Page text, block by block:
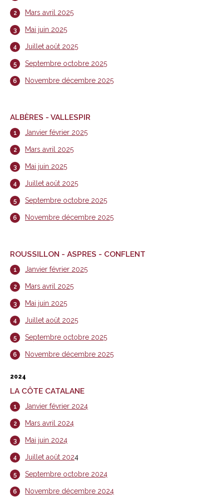
Mars avril 2025
Mai juin 2025
Juillet août 2025
Septembre octobre 2025
Novembre décembre 2025
ALBÈRES - VALLESPIR
Janvier février 2025
Mars avril 2025
Mai juin 2025
Juillet août 2025
Septembre octobre 2025
Novembre décembre 2025
ROUSSILLON - ASPRES - CONFLENT
Janvier février 2025
Mars avril 2025
Mai juin 2025
Juillet août 2025
Septembre octobre 2025
Novembre décembre 2025
2024
LA CÔTE CATALANE
Janvier février 2024
Mars avril 2024
Mai juin 2024
Juillet août 2024
Septembre octobre 2024
Novembre décembre 2024